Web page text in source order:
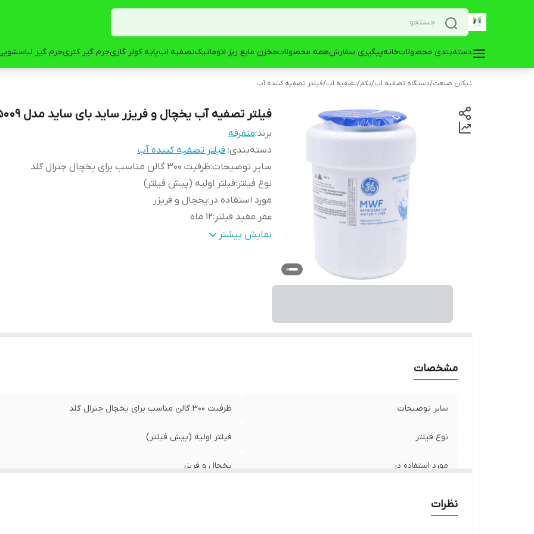
دسته‌بندی محصولاتخانهپیگیری سفارشهمه محصولاتمخزن مایع ریز اتوماتیکتصفیه ابپایه کولر گازیجرم گیر کتریجرم گیر
نیکان صنعت/دستگاه تصفیه اب/نکم/تصفیه اب/فیلتر تصفیه کننده آب
فیلتر تصفیه آب یخچال و فریزر ساید بای ساید مدل pct5009
برند:متفرقه
دسته‌بندی: فیلتر تصفیه کننده آب
سایر توضیحات:ظرفیت 300 گالن مناسب برای یخچال جنرال گلد
نوع فیلتر :فیلتر اولیه (پیش فیلتر)
مورد استفاده در :یخچال و فریزر
عمر مفید فیلتر :12 ماه
میزان فیلتراسیون آلاینده‌ها و میکروب‌ها
نمایش بیشتر
مشخصات
سایر توضیحات ظرفیت 300 گالن مناسب برای یخچال جنرال گلد
نوع فیلتر فیلتر اولیه (پیش فیلتر)
مورد استفاده در یخچال و فریزر
نظرات